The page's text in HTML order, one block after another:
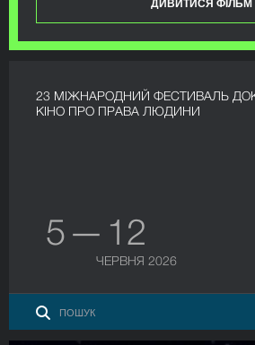
23 МІЖНАРОДНИЙ ФЕСТИВАЛЬ
КІНО ПРО ПРАВА ЛЮДИНИ
5 — 12
ЧЕРВНЯ 2026